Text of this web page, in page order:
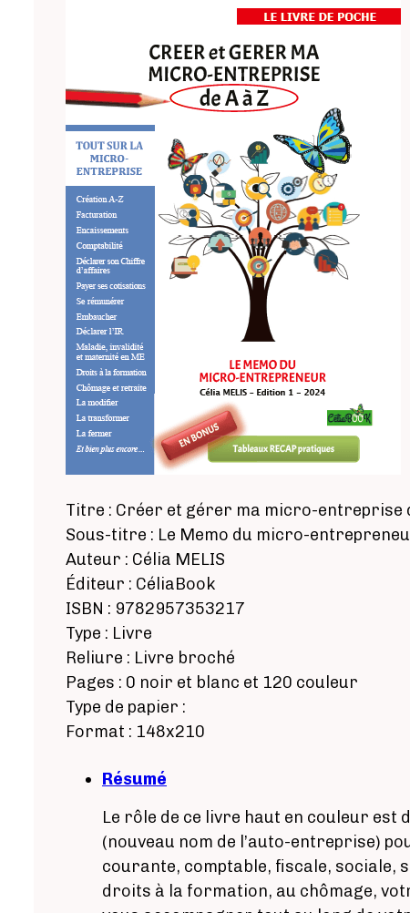
Titre : Créer et gérer ma micro-entreprise
Sous-titre : Le Memo du micro-
Auteur : Célia MELIS
Éditeur : CéliaBook
ISBN : 9782957353217
Type : Livre
Reliure : Livre broché
Pages : 0 noir et blanc et 120 couleur
Type de papier :
Format : 148x210
Résumé
Le rôle de ce livre haut en couleur
(nouveau nom de l’auto-entreprise)
courante, comptable, fiscale, sociale,
droits à la formation, au chômage,